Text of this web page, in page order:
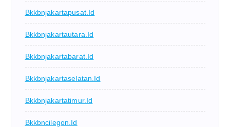
Bkkbnjakartapusat.id
Bkkbnjakartautara.id
Bkkbnjakartabarat.id
Bkkbnjakartaselatan.id
Bkkbnjakartatimur.id
Bkkbncilegon.id